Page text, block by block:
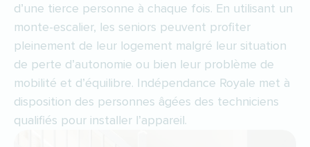
d’une tierce personne à chaque fois. En utilisant un
monte-escalier, les seniors peuvent profiter
pleinement de leur logement malgré leur situation
de perte d’autonomie ou bien leur problème de
mobilité et d’équilibre. Indépendance Royale met à
disposition des personnes âgées des techniciens
qualifiés pour installer l’appareil.